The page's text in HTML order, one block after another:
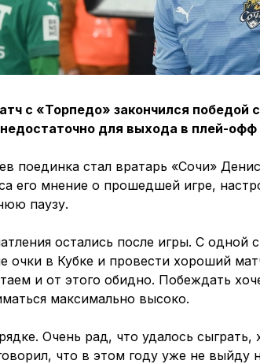
с «Торпедо» закончился победой
для выхода в плей-офф
поединка стал вратарь «Сочи»
его мнение о прошедшей игре,
паузу.
остались после игры. С одной
очки в Кубке и провести хороший
и от этого обидно. Побеждать
максимально высоко.
Очень рад, что удалось
что в этом году уже не выйду